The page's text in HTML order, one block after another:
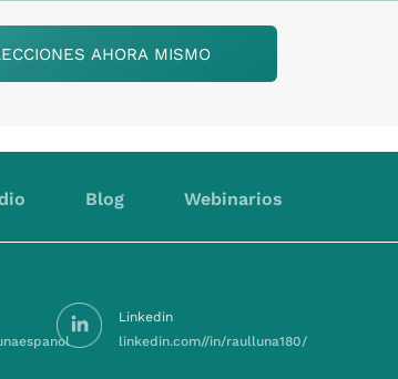
Blog Webinarios
Linkedin
linkedin.com//in/raulluna180/